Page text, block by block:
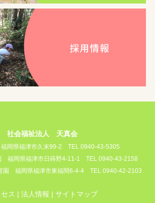
社会福祉法人 天真会
福岡県福津市久末99-2
TEL 0940-43-5305
福岡県福津市日蒔野4-11-1
TEL 0940-43-2158
園 福岡県福津市東福間6-4-4 TEL 0940-42-2103
ス 法人情報 サイトマップ